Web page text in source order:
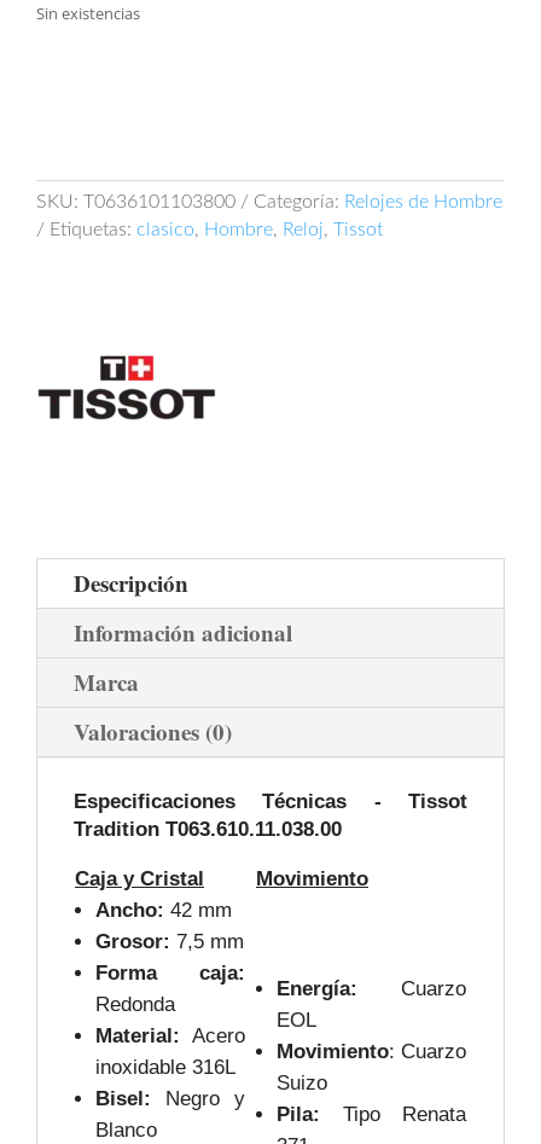
Sin existencias
SKU: T0636101103800 Categoría: Relojes de Hombre
Etiquetas: clasico, Hombre, Reloj, Tissot
Descripción
Información adicional
Marca
Valoraciones (0)
Especificaciones Técnicas - Tissot
Tradition T063.610.11.038.00
Caja y Cristal
Movimiento
Ancho: 42 mm
Grosor: 7,5 mm
Forma caja:
Redonda
Material:
Acero
inoxidable 316L
Bisel:
Negro y
Blanco
Energía:
Cuarzo
EOL
Movimiento: Cuarzo
Suizo
Pila:
Tipo Renata